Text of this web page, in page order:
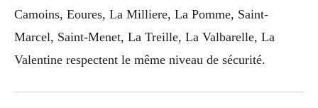
Camoins, Eoures, La Milliere, La Pomme, Saint-
Marcel, Saint-Menet, La Treille, La Valbarelle, La
Valentine respectent le même niveau de sécurité.